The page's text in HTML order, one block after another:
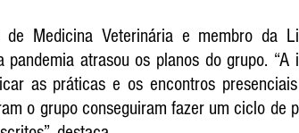
Medicina Veterinária e membro da
atrasou os planos do grupo. “A
as práticas e os encontros
o grupo conseguiram fazer um ciclo de